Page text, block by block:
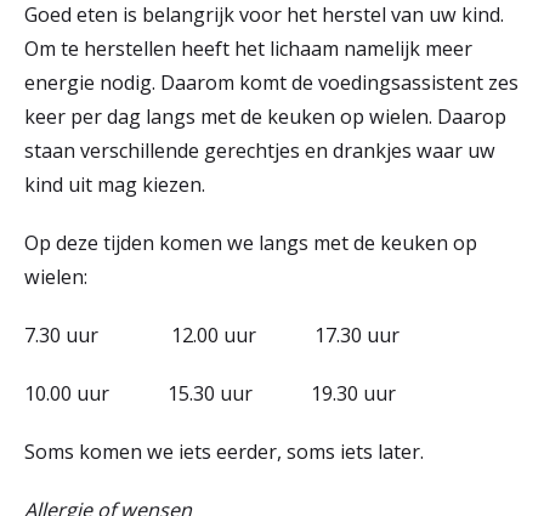
Goed eten is belangrijk voor het herstel van uw kind.
Om te herstellen heeft het lichaam namelijk meer
energie nodig. Daarom komt de voedingsassistent zes
keer per dag langs met de keuken op wielen. Daarop
staan verschillende gerechtjes en drankjes waar uw
kind uit mag kiezen.
Op deze tijden komen we langs met de keuken op
wielen:
7.30 uur 12.00 uur 17.30 uur
10.00 uur 15.30 uur 19.30 uur
Soms komen we iets eerder, soms iets later.
Allergie of wensen